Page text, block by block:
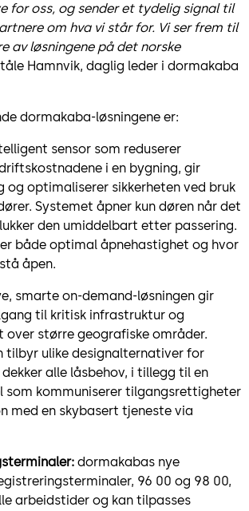
for oss, og sender et tydelig signal til
om hva vi står for. Vi ser frem til
av løsningene på det norske
Hamnvik, daglig leder i dormakaba
dormakaba-løsningene er:
sensor som reduserer
i en bygning, gir
og optimaliserer sikkerheten ved bruk
Systemet åpner kun døren når det
den umiddelbart etter passering.
både optimal åpnehastighet og hvor
åpen.
smarte on-demand-løsningen gir
til kritisk infrastruktur og
over større geografiske områder.
tilbyr ulike designalternativer for
alle låsbehov, i tillegg til en
som kommuniserer tilgangsrettigheter
med en skybasert tjeneste via
dormakabas nye
96 00 og 98 00,
arbeidstider og kan tilpasses